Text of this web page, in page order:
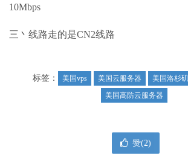
10Mbps
三丶线路走的是CN2线路
标签： 美国vps 美国云服务器
美国洛杉
美国高防云服务器
赞(2)